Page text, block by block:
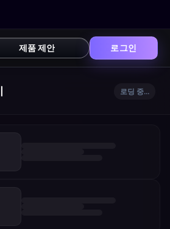
제품 제안 로그인
로딩 중...